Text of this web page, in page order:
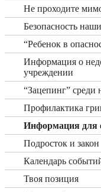
Не проходите
Безопасность
“Ребенок в
Информация о
учреждении
“Зацепинг” среди
Профилактика
Информация для
Подросток и закон
Календарь
Твоя позиция